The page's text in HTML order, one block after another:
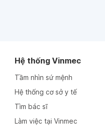
Hệ thống Vinmec
Tầm nhìn sứ mệnh
Hệ thống cơ sở y tế
Tìm bác sĩ
Làm việc tại Vinmec